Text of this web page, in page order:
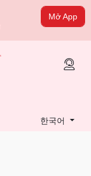
Mở App
한국어